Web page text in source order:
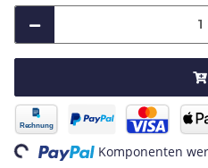
Komponenten